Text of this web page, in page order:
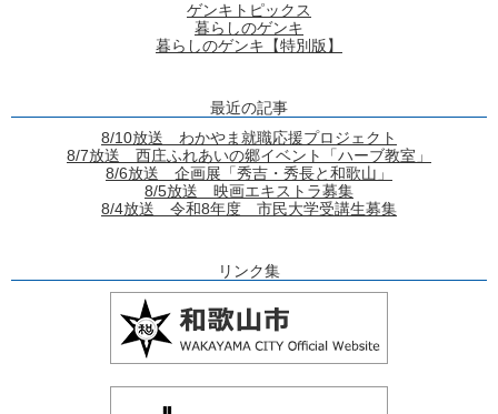
ゲンキトピックス
暮らしのゲンキ
暮らしのゲンキ【特別版】
最近の記事
8/10放送 わかやま就職応援プロジェクト
8/7放送 西庄ふれあいの郷イベント「ハーブ教室」
8/6放送 企画展「秀吉・秀長と和歌山」
8/5放送 映画エキストラ募集
8/4放送 令和8年度 市民大学受講生募集
リンク集